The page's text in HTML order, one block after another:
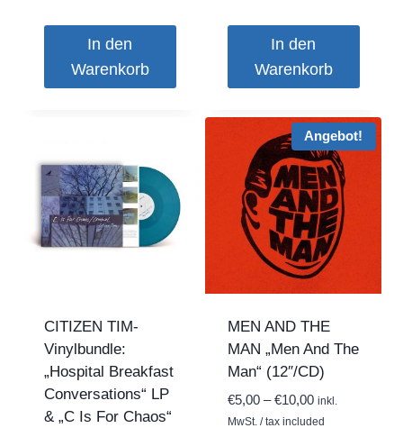
In den
Warenkorb
In den
Warenkorb
CITIZEN TIM-
Vinylbundle:
„Hospital Breakfast
Conversations“ LP
& „C Is For Chaos“
Angebot!
MEN AND THE
MAN „Men And The
Man“ (12″/CD)
€5,00 –€10,00Preisspanne:
€5,00
inkl.
MwSt. / tax included